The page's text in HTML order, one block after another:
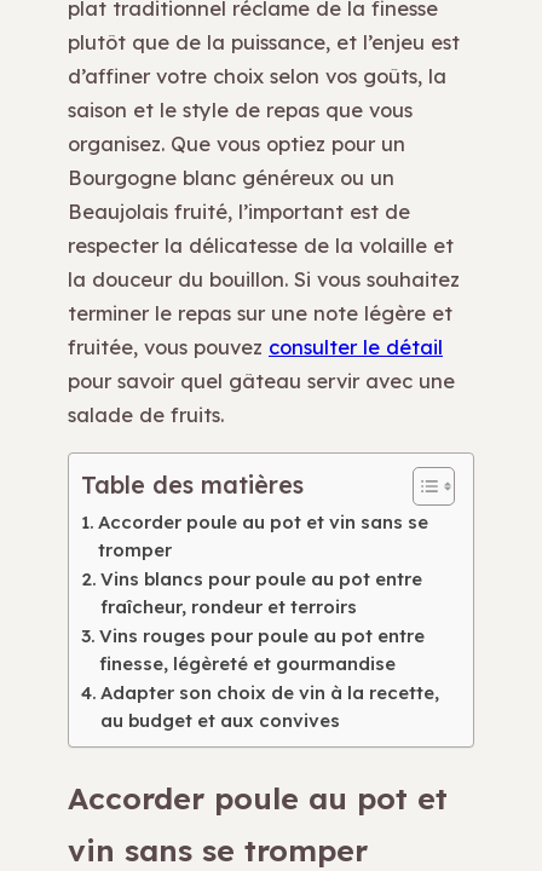
plat traditionnel réclame de la finesse
plutôt que de la puissance, et l’enjeu est
d’affiner votre choix selon vos goûts, la
saison et le style de repas que vous
organisez. Que vous optiez pour un
Bourgogne blanc généreux ou un
Beaujolais fruité, l’important est de
respecter la délicatesse de la volaille et
la douceur du bouillon. Si vous souhaitez
terminer le repas sur une note légère et
fruitée, vous pouvez consulter le détail
pour savoir quel gâteau servir avec une
salade de fruits.
Table des matières
Accorder poule au pot et vin sans se
tromper
Vins blancs pour poule au pot entre
fraîcheur, rondeur et terroirs
Vins rouges pour poule au pot entre
finesse, légèreté et gourmandise
Adapter son choix de vin à la recette,
au budget et aux convives
Accorder poule au pot et
vin sans se tromper